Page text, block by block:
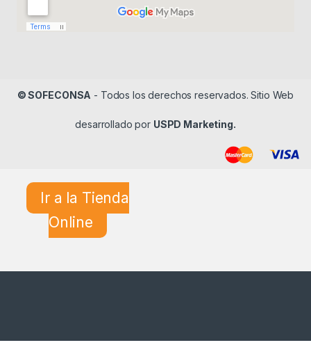
© SOFECONSA - Todos los derechos reservados. Sitio Web
desarrollado por USPD Marketing.
Ir a la Tienda
Online